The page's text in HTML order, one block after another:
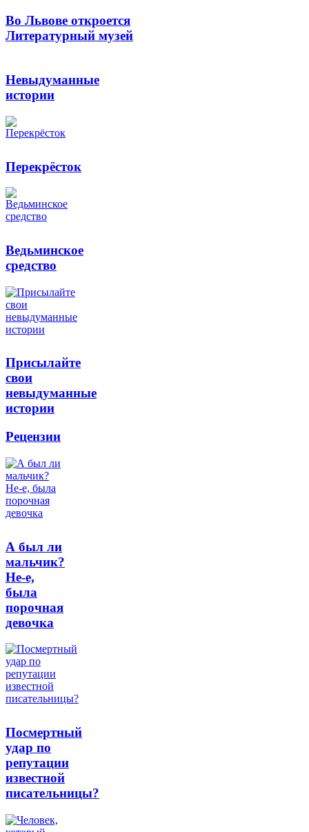
Во Львове откроется
Литературный музей
Невыдуманные
истории
Перекрёсток
Ведьминское
средство
Присылайте
свои
невыдуманные
истории
Рецензии
А был ли
мальчик?
Не-е,
была
порочная
девочка
Посмертный
удар по
репутации
известной
писательницы?